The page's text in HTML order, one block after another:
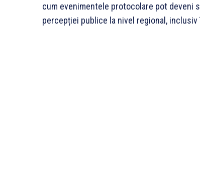
cum evenimentele protocolare pot deveni
percepției publice la nivel regional,